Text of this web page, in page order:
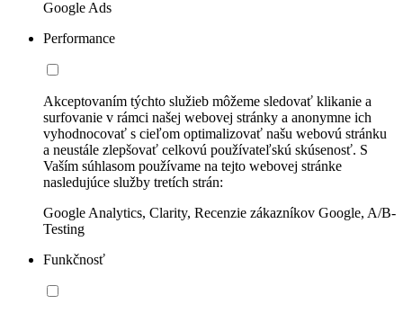
Google Ads
Performance
Akceptovaním týchto služieb môžeme sledovať klikanie a
surfovanie v rámci našej webovej stránky a anonymne ich
vyhodnocovať s cieľom optimalizovať našu webovú stránku
a neustále zlepšovať celkovú používateľskú skúsenosť. S
Vaším súhlasom používame na tejto webovej stránke
nasledujúce služby tretích strán:
Google Analytics, Clarity, Recenzie zákazníkov Google, A/B-
Testing
Funkčnosť